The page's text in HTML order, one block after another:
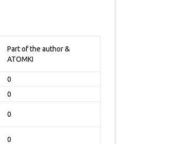
Part of the author &
ATOMKI
0
0
0
0